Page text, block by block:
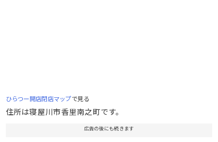
ひらつー開店閉店マップで見る
住所は寝屋川市香里南之町です。
広告の後にも続きます